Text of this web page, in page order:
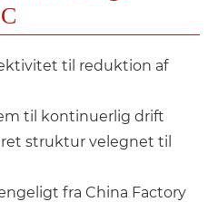
til reduktion af
til kontinuerlig drift
struktur velegnet til
fra China Factory